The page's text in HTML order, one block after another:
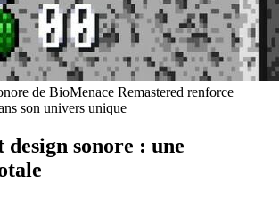
de BioMenace Remastered renforce
son univers unique
design sonore : une